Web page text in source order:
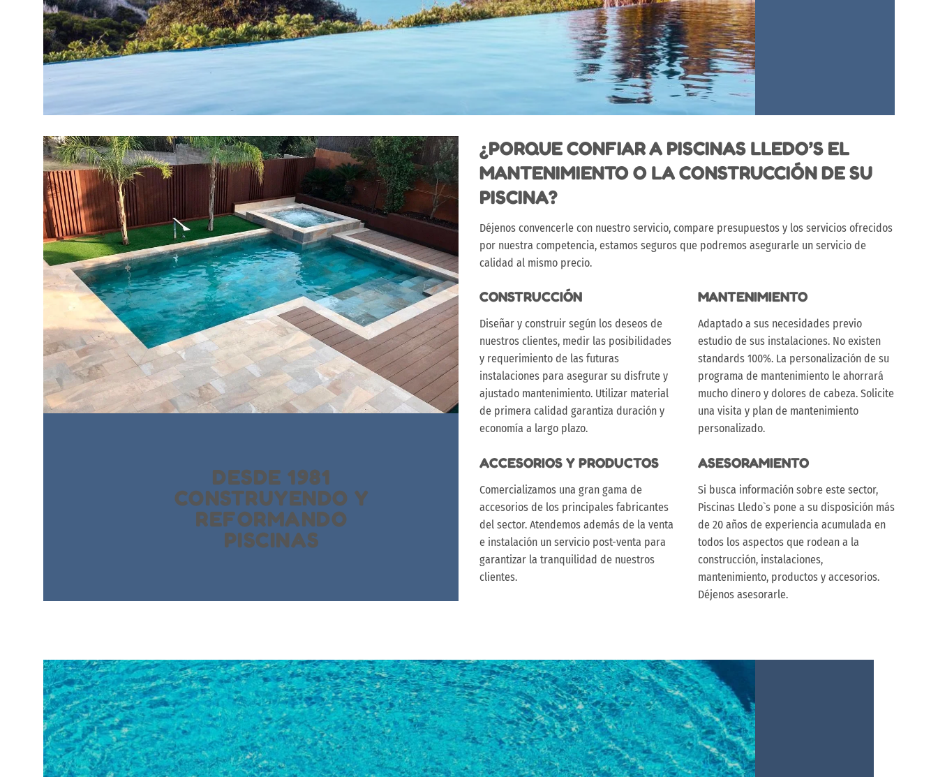
DESDE 1981
CONSTRUYENDO Y
REFORMANDO
PISCINAS
¿PORQUE CONFIAR A PISCINAS LLEDO’S EL
MANTENIMIENTO O LA CONSTRUCCIÓN DE SU
PISCINA?
Déjenos convencerle con nuestro servicio, compare presupuestos y los servicios ofrecidos
por nuestra competencia, estamos seguros que podremos asegurarle un servicio de
calidad al mismo precio.
CONSTRUCCIÓN
Diseñar y construir según los deseos de
nuestros clientes, medir las posibilidades
y requerimiento de las futuras
instalaciones para asegurar su disfrute y
ajustado mantenimiento. Utilizar material
de primera calidad garantiza duración y
economía a largo plazo.
ACCESORIOS Y PRODUCTOS
Comercializamos una gran gama de
accesorios de los principales fabricantes
del sector. Atendemos además de la venta
e instalación un servicio post-venta para
garantizar la tranquilidad de nuestros
clientes.
MANTENIMIENTO
Adaptado a sus necesidades previo
estudio de sus instalaciones. No existen
standards 100%. La personalización de su
programa de mantenimiento le ahorrará
mucho dinero y dolores de cabeza. Solicite
una visita y plan de mantenimiento
personalizado.
ASESORAMIENTO
Si busca información sobre este sector,
Piscinas Lledo`s pone a su disposición más
de 20 años de experiencia acumulada en
todos los aspectos que rodean a la
construcción, instalaciones,
mantenimiento, productos y accesorios.
Déjenos asesorarle.